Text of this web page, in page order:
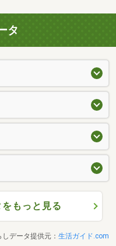
タ
もっと見る
しデータ提供元： 生活ガイド.com